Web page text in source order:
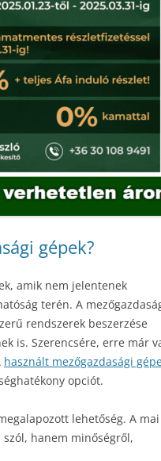
gépek?
amik nem jelentenek
terén. A
rendszerek beszerzése
is. Szerencsére, erre már
használt mezőgazdasági
opciót.
lehetőség. A mai
hanem minőségről,